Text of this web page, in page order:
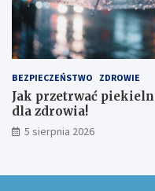
BEZPIECZEŃSTWO ZDROWIE
Jak przetrwać
dla zdrowia!
5 sierpnia 2026